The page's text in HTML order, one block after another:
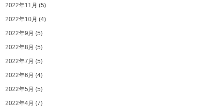
2022年11月 (5)
2022年10月 (4)
2022年9月 (5)
2022年8月 (5)
2022年7月 (5)
2022年6月 (4)
2022年5月 (5)
2022年4月 (7)